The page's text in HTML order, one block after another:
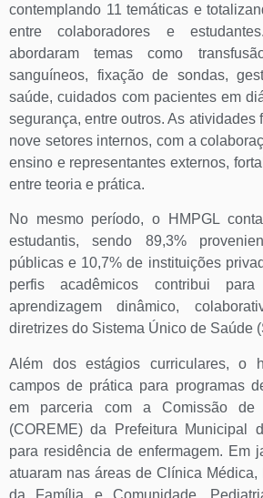
contemplando 11 temáticas e
entre colaboradores e
abordaram temas como
sanguíneos, fixação de sondas,
saúde, cuidados com pacientes em
segurança, entre outros. As atividades
nove setores internos, com a
ensino e representantes externos,
entre teoria e prática.
No mesmo período, o HMPGL
estudantis, sendo 89,3%
públicas e 10,7% de instituições
perfis acadêmicos contribui
aprendizagem dinâmico,
diretrizes do Sistema Único de Saúde
Além dos estágios curriculares, o
campos de prática para programas
em parceria com a Comissão de
(COREME) da Prefeitura Municipal
para residência de enfermagem. Em
atuaram nas áreas de Clínica Médica,
da Família e Comunidade,